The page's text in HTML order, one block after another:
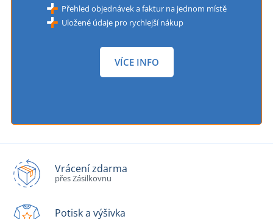
Přehled objednávek a faktur na jednom místě
Uložené údaje pro rychlejší nákup
VÍCE INFO
Vrácení zdarma
přes Zásilkovnu
Potisk a výšivka